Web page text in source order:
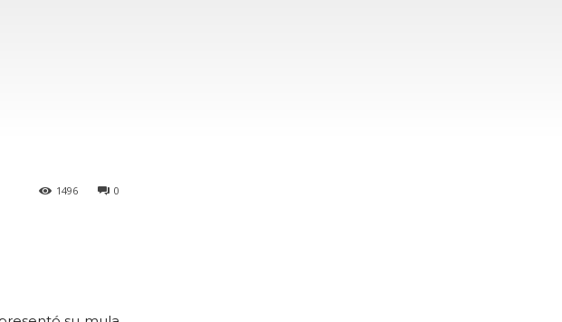
0
1496